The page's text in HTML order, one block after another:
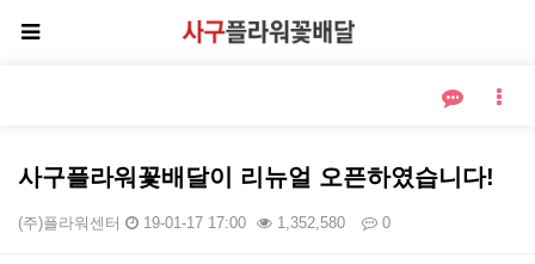
사구플라워꽃배달이 리뉴얼 오픈하였습니다!
(주)플라워센터 19-01-17 17:00 1,352,580 0